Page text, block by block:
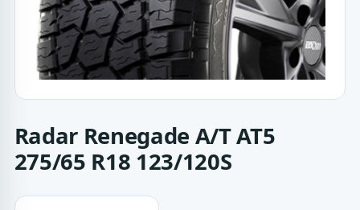
Radar Renegade A/T AT5
275/65 R18 123/120S